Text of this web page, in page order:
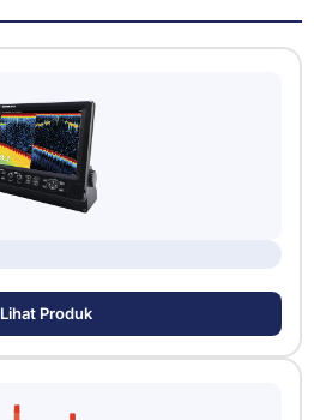
Lihat Produk